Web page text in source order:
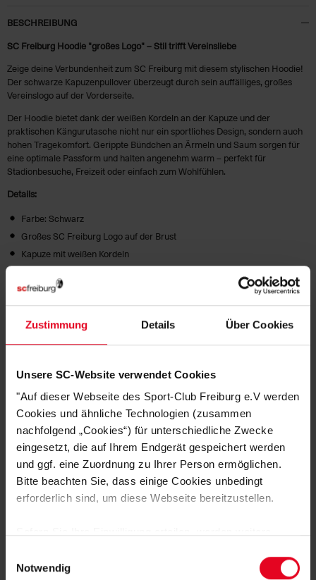
Zustimmung Details Über Cookies
Unsere SC-Website verwendet Cookies
"Auf dieser Webseite des Sport-Club Freiburg e.V werden
Cookies und ähnliche Technologien (zusammen
nachfolgend „Cookies“) für unterschiedliche Zwecke
eingesetzt, die auf Ihrem Endgerät gespeichert werden
und ggf. eine Zuordnung zu Ihrer Person ermöglichen.
Bitte beachten Sie, dass einige Cookies unbedingt
erforderlich sind, um diese Webseite bereitzustellen.
Daten von Ihnen (z.B. persönlichen Identifikatoren oder
Notwendig
BESCHREIBUNG
SC Freiburg Hoodie "großes Logo" – Stil trifft Vereinsliebe
Zeige deine Verbundenheit zum SC Freiburg mit diesem stylischen Hoodie!
Der schwarze Kapuzenpullover überzeugt durch sein auffälliges, großes
Vereinslogo auf der Vorderseite.
Der Hoodie bietet dank der weißen Kordeln an der Kapuze und der
praktischen Kängurutasche nicht nur ein sportliches Design, sondern auch
hohen Tragekomfort. Gerippte Bündchen an Ärmeln und Saum sorgen für
eine optimale Passform und halten angenehm warm – perfekt für
Stadionbesuche, Freizeit oder einfach zum Wohlfühlen.
Details:
Farbe: Schwarz
Großes SC Freiburg Logo auf der Brust
Kapuze mit weißen Kordeln
Gerippte Bündchen und Saum
HERSTELLERANGABEN
Artikelnummer: 25-100239
Logistiknummer: EM001865-001
DAS KÖNNTE DIR AUCH
GEFALLEN